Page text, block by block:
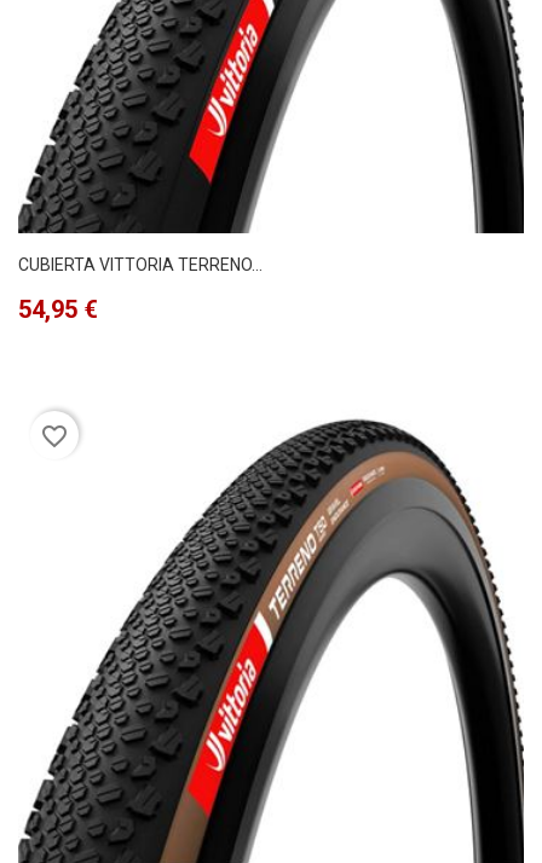
CUBIERTA VITTORIA TERRENO...
Precio
54,95 €
favorite_border